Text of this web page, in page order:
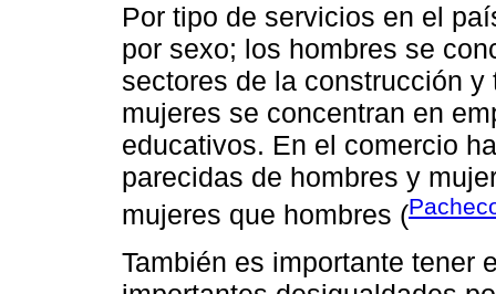
Por tipo de servicios en el
por sexo; los hombres se
sectores de la construcción
mujeres se concentran en
educativos. En el comercio
parecidas de hombres y
mujeres que hombres (
También es importante tener